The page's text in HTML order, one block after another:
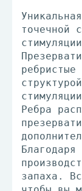
точечной
ребристые
Ребра
Благодаря
запаха.